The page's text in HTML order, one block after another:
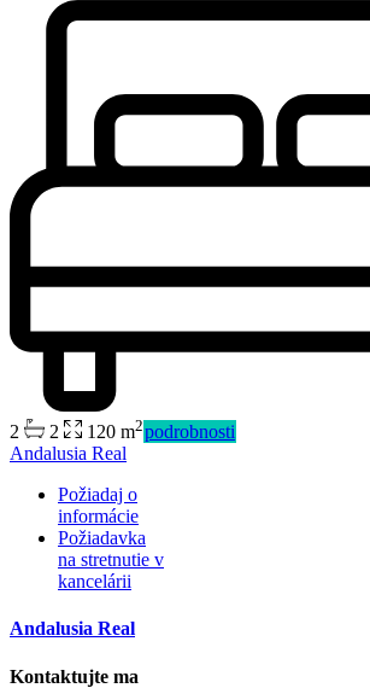
2 2 120 m2podrobnosti
Andalusia Real
Požiadaj o
informácie
Požiadavka
na stretnutie v
kancelárii
Andalusia Real
Kontaktujte ma